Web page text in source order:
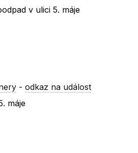
v ulici 5. máje
-odkaz na událost
máje